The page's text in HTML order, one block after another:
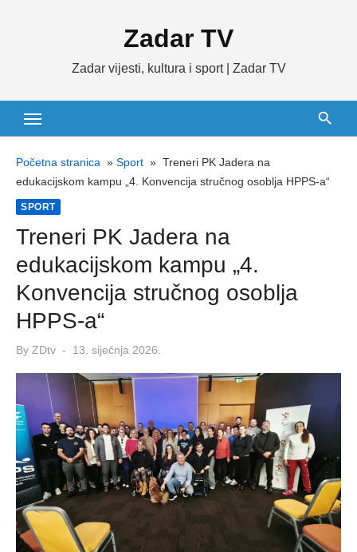
Zadar TV
Zadar vijesti, kultura i sport | Zadar TV
Početna stranica » Sport » Treneri PK Jadera na
edukacijskom kampu „4. Konvencija stručnog osoblja HPPS-a“
SPORT
Treneri PK Jadera na
edukacijskom kampu „4.
Konvencija stručnog osoblja
HPPS-a“
By ZDtv
Posted
13. siječnja 2026.